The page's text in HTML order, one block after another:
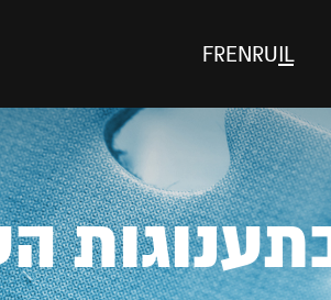
IL
RU
EN
FR